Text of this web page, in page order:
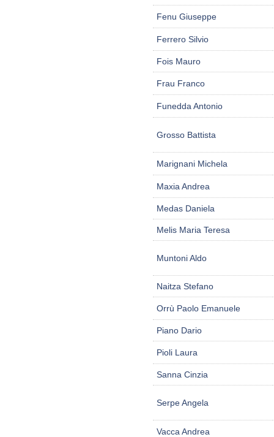
Fenu Giuseppe
Ferrero Silvio
Fois Mauro
Frau Franco
Funedda Antonio
Grosso Battista
Marignani Michela
Maxia Andrea
Medas Daniela
Melis Maria Teresa
Muntoni Aldo
Naitza Stefano
Orrù Paolo Emanuele
Piano Dario
Pioli Laura
Sanna Cinzia
Serpe Angela
Vacca Andrea